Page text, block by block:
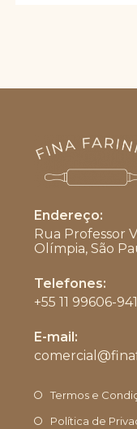
Endereço:
Rua Professor
Olímpia, São
Telefones:
+55 11 99606-
em
seu
E-mail:
Termos e
Política de